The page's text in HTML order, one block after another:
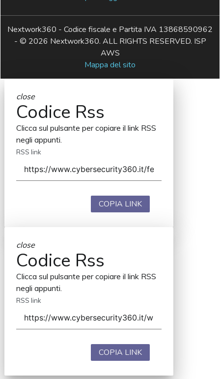
Nextwork360 - Codice fiscale e Partita IVA 13868590962
- © 2026 Nextwork360. ALL RIGHTS RESERVED. ISP
AWS
Mappa del sito
close
Codice Rss
Clicca sul pulsante per copiare il link RSS
negli appunti.
RSS link
COPIA LINK
close
Codice Rss
Clicca sul pulsante per copiare il link RSS
negli appunti.
RSS link
COPIA LINK